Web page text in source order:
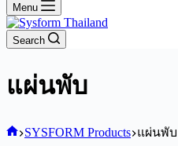
Menu
Search
แผ่นพับ
Home
SYSFORM Products แผ่นพับ